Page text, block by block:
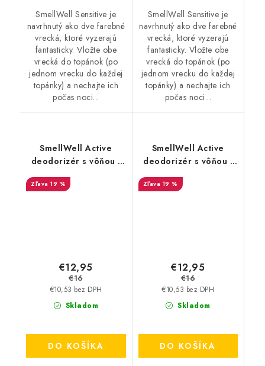
SmellWell Sensitive je
navrhnutý ako dve farebné
vrecká, ktoré vyzerajú
fantasticky. Vložte obe
vrecká do topánok (po
jednom vrecku do každej
topánky) a nechajte ich
počas noci...
SmellWell Sensitive je
navrhnutý ako dve farebné
vrecká, ktoré vyzerajú
fantasticky. Vložte obe
vrecká do topánok (po
jednom vrecku do každej
topánky) a nechajte ich
počas noci...
SmellWell Active
deodorizér s vôňou -
Pink Zebra
19 %
Skladom
€10,53 bez DPH
€12,95
€16
DO KOŠÍKA
SmellWell Active
deodorizér s vôňou -
Tropical Blue
19 %
Skladom
€10,53 bez DPH
€12,95
€16
DO KOŠÍKA